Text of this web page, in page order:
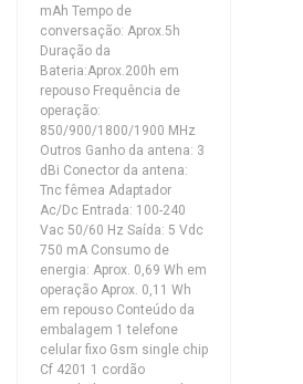
mAh Tempo de
conversação: Aprox.5h
Duração da
Bateria:Aprox.200h em
repouso Frequência de
operação:
850/900/1800/1900 MHz
Outros Ganho da antena: 3
dBi Conector da antena:
Tnc fêmea Adaptador
Ac/Dc Entrada: 100-240
Vac 50/60 Hz Saída: 5 Vdc
750 mA Consumo de
energia: Aprox. 0,69 Wh em
operação Aprox. 0,11 Wh
em repouso Conteúdo da
embalagem 1 telefone
celular fixo Gsm single chip
Cf 4201 1 cordão